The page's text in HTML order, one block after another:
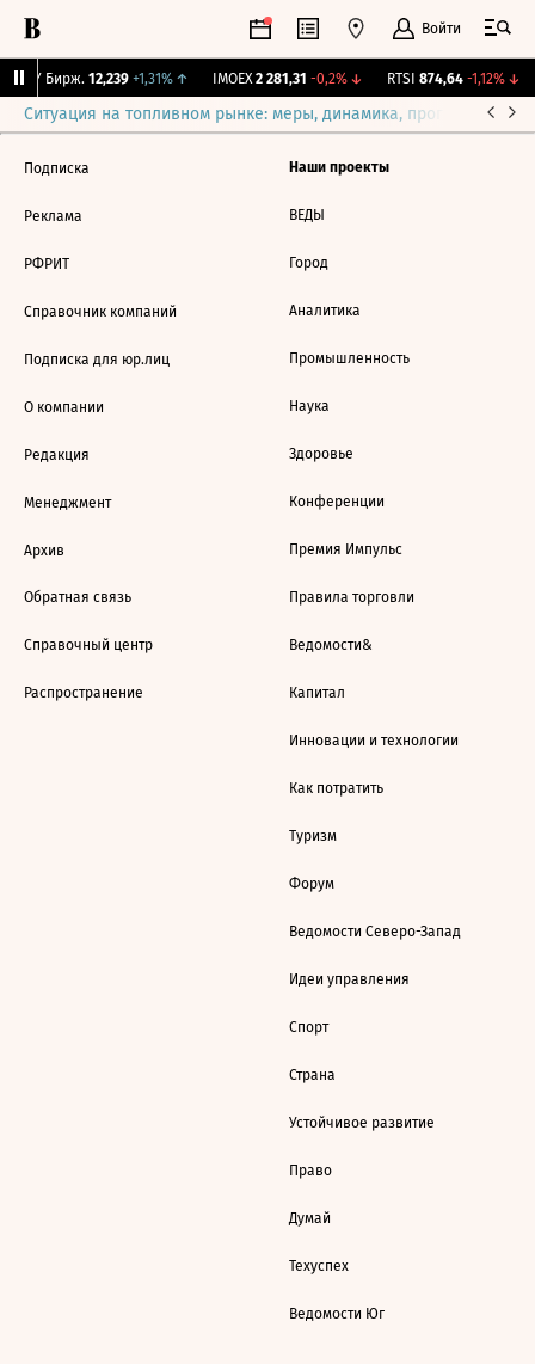
Войти
CNY Бирж. 12,239 +1,31%↑ IMOEX 2 281,31 -0,2%↓ RTSI 874,64 -1,12%↓
Ситуация на топливном рынке: меры, динамика, прогнозы
Подписка
Реклама
РФРИТ
Справочник компаний
Подписка для юр.лиц
О компании
Редакция
Менеджмент
Архив
Обратная связь
Справочный центр
Распространение
Наши проекты
ВЕДЫ
Город
Аналитика
Промышленность
Наука
Здоровье
Конференции
Премия Импульс
Правила торговли
Ведомости&
Капитал
Инновации и технологии
Как потратить
Туризм
Форум
Ведомости Северо-Запад
Идеи управления
Спорт
Страна
Устойчивое развитие
Право
Думай
Техуспех
Ведомости Юг